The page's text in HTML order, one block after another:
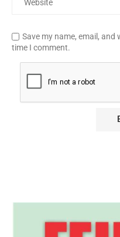
Save my name, email,
time I comment.